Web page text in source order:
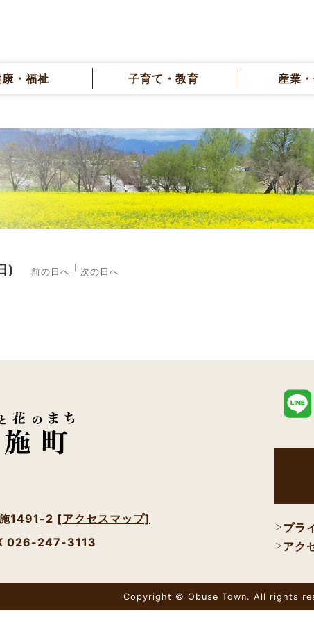
・福祉 子育て・教育 産業
) 前の日へ 次の日へ
1491-2 [アクセスマップ]
026-247-3113
プラ
アク
Copyright © Obuse Town. All rights